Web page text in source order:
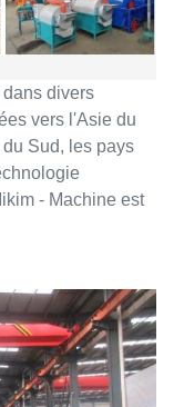
divers
vers l'Asie du
Sud, les pays
- Machine est